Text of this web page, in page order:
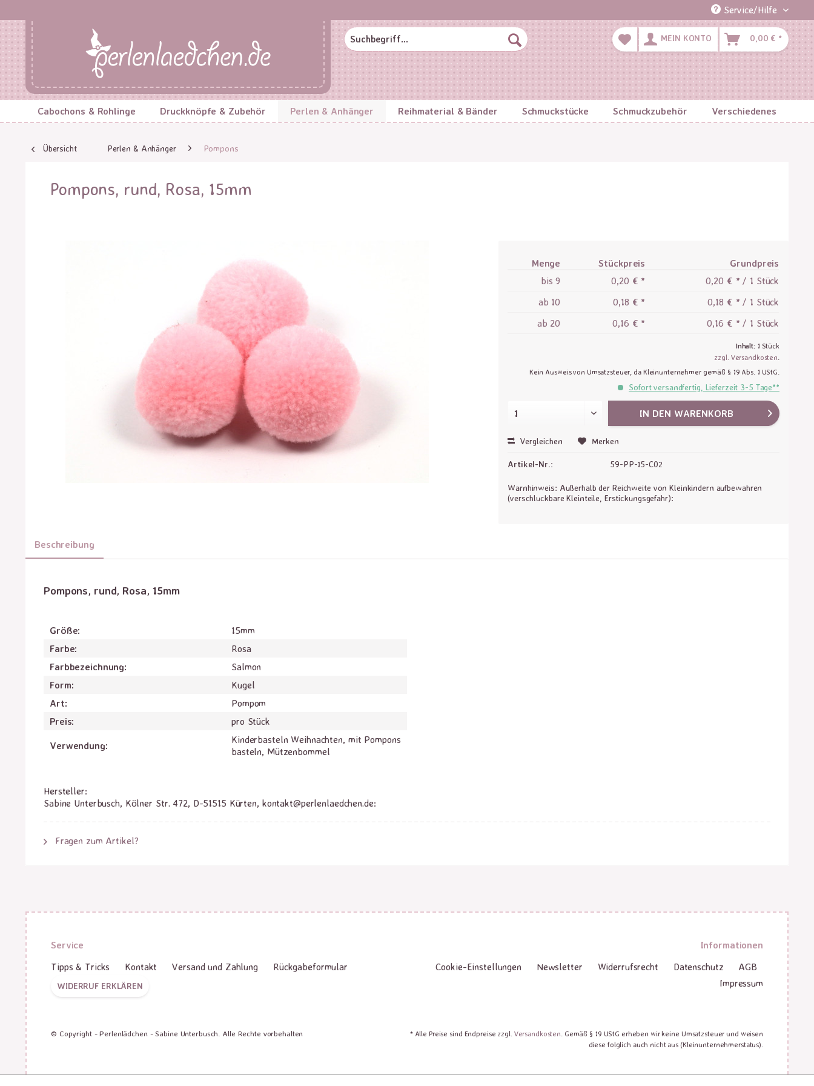
Service/Hilfe
MEIN KONTO 0,00 € *
Cabochons & Rohlinge Druckknöpfe & Zubehör Perlen & Anhänger Reihmaterial & Bänder Schmuckstücke Schmuckzubehör Verschiedenes
Übersicht Perlen & Anhänger Pompons
Pompons, rund, Rosa, 15mm
Menge Stückpreis
Grundpreis
bis9 0,20 € *
0,20 € * / 1 Stück
ab 10 0,18 € *
0,18 € * / 1 Stück
ab 20 0,16 € * 0,16 € * / 1 Stück
Inhalt: 1 Stück
zzgl. Versandkosten.
Kein Ausweis von Umsatzsteuer, da Kleinunternehmer gemäß § 19 Abs. 1 UStG.
Sofort versandfertig, Lieferzeit 3-5 Tage**
IN DEN WARENKORB
Vergleichen Merken
Artikel-Nr.: 59-PP-15-C02
Warnhinweis: Außerhalb der Reichweite von Kleinkindern aufbewahren
(verschluckbare Kleinteile, Erstickungsgefahr):
Beschreibung
Pompons, rund, Rosa, 15mm
Größe:
15mm
Farbe:
Rosa
Farbbezeichnung:
Salmon
Form:
Kugel
Art:
Pompom
Preis:
pro Stück
Verwendung:
Kinderbasteln Weihnachten, mit Pompons
basteln, Mützenbommel
Hersteller:
Sabine Unterbusch, Kölner Str. 472, D-51515 Kürten, kontakt@perlenlaedchen.de:
Fragen zum Artikel?
Service
Tipps & Tricks
Kontakt Versand und Zahlung Rückgabeformular
WIDERRUF ERKLÄREN
Informationen
Cookie-Einstellungen
Newsletter Widerrufsrecht Datenschutz
AGB
Impressum
* Alle Preise sind Endpreise zzgl. Versandkosten. Gemäß § 19 UStG erheben wir keine Umsatzsteuer und weisen
diese folglich auch nicht aus (Kleinunternehmerstatus).
© Copyright - Perlenlädchen - Sabine Unterbusch. Alle Rechte vorbehalten